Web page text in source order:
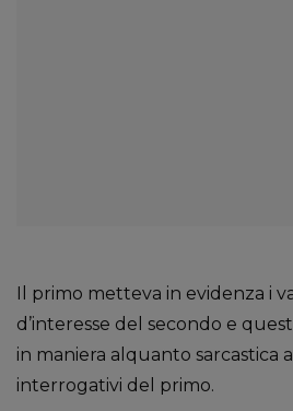
Il primo metteva in evidenza i
d’interesse del secondo e
in maniera alquanto sarcastica
interrogativi del primo.